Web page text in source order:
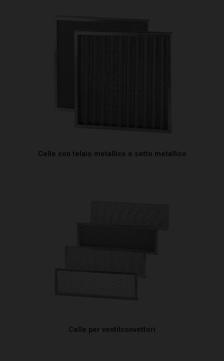
Celle con telaio metallico e setto metallico
Celle per ventilconvettori